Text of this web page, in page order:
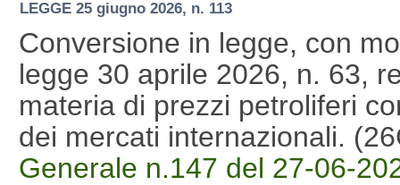
LEGGE 25 giugno 2026, n. 113
Conversione in legge, con
legge 30 aprile 2026, n. 63,
materia di prezzi petroliferi
dei mercati internazionali.
Generale n.147 del 27-06-